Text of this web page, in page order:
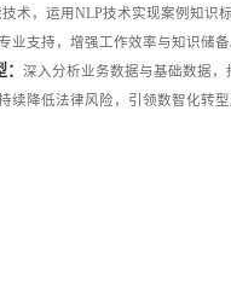
术，运用NLP技术实现案例知识
业支持，增强工作效率与知识储备
深入分析业务数据与基础数据，
降低法律风险，引领数智化转型